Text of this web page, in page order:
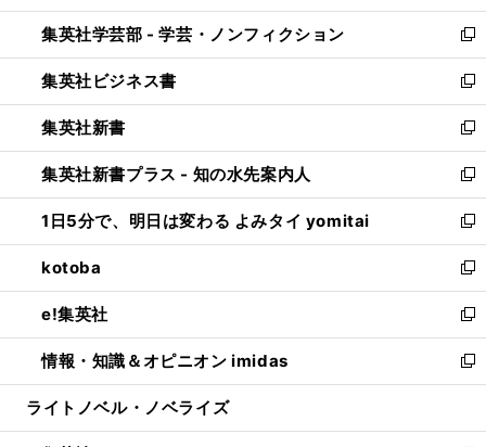
開
く
ウ
で
開
く
ン
ド
ウ
で
開
く
ウ
ィ
ン
ド
ウ
で
開
く
集英社学芸部 - 学芸・ノンフィクション
新
し
い
ウ
ィ
ン
ド
ウ
で
開
く
集英社ビジネス書
新
し
い
ウ
ィ
ン
ド
ウ
で
開
く
集英社新書
新
し
い
ウ
ィ
ン
ド
ウ
で
開
く
集英社新書プラス - 知の水先案内人
新
し
い
ウ
ィ
ン
ド
ウ
で
開
1日5分で、明日は変わる よみタイ yomitai
新
し
い
ウ
ィ
ン
ド
ウ
開
kotoba
新
し
い
ウ
ィ
ン
ウ
e!集英社
新
し
い
ウ
ン
情報・知識＆オピニオン imidas
新
し
ウ
ライトノベル・ノベライズ